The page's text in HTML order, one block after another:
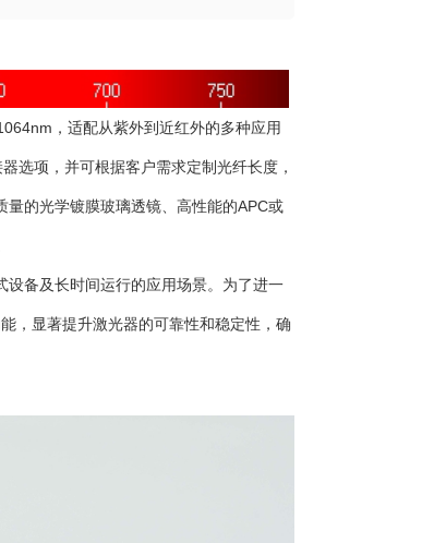
，适配从紫外到近红外的多种应用
选项，并可根据客户需求定制光纤长度，
的光学镀膜玻璃透镜、高性能的APC或
备及长时间运行的应用场景。为了进一
，显著提升激光器的可靠性和稳定性，确